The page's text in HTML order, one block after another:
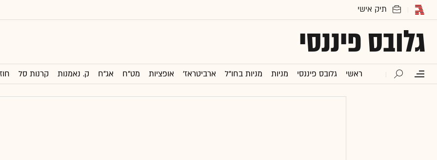
גלובס פיננסי
ראשי גלובס פיננסי מניות מניות בחו"ל ארביטראז' אופציות מט"ח אג"ח ק. נאמנות קרנות סל